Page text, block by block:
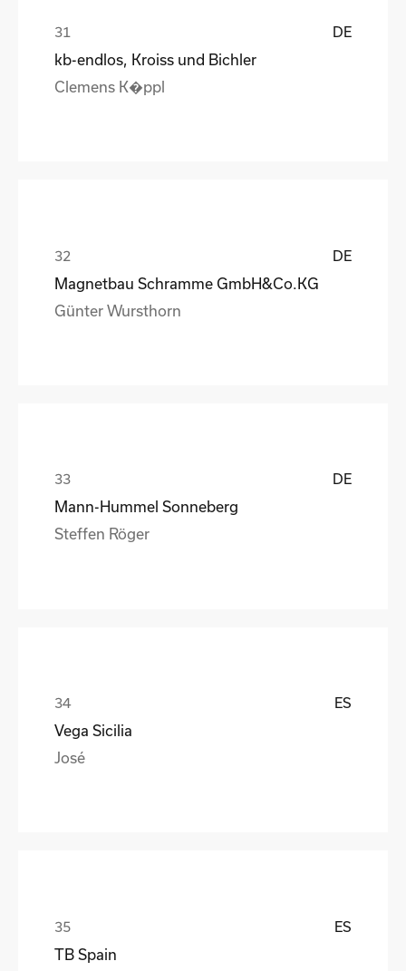
DE
kb-endlos, Kroiss und Bichler
Clemens K�ppl
DE
Magnetbau Schramme GmbH&Co.KG
Günter Wursthorn
DE
Mann-Hummel Sonneberg
Steffen Röger
ES
Vega Sicilia
José
ES
TB Spain